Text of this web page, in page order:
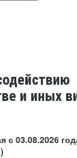
и иных
с 03.08.2026
)